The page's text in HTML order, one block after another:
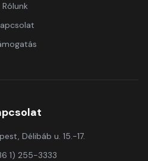
Rólunk
Délibáb u. 15.-17.
1) 255-3333